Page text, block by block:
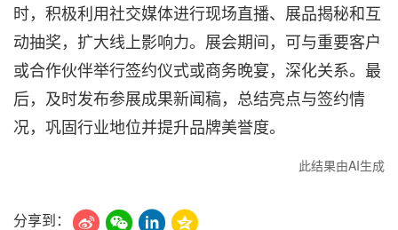
时，积极利用社交媒体进行现场直播、展品揭秘和互
动抽奖，扩大线上影响力。展会期间，可与重要客户
或合作伙伴举行签约仪式或商务晚宴，深化关系。最
后，及时发布参展成果新闻稿，总结亮点与签约情
况，巩固行业地位并提升品牌美誉度。
此结果由AI生成
分享到：